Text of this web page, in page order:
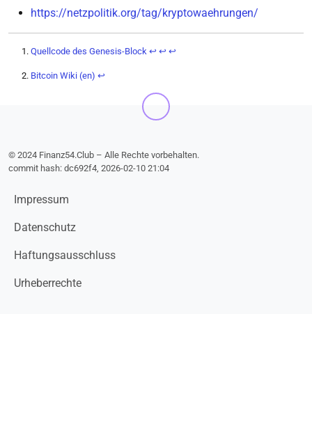
https://netzpolitik.org/tag/kryptowaehrungen/
Quellcode des Genesis-Block ↩︎ ↩︎ ↩︎
Bitcoin Wiki (en) ↩︎
© 2024 Finanz54.Club – Alle Rechte vorbehalten.
commit hash: dc692f4, 2026-02-10 21:04
Impressum
Datenschutz
Haftungsausschluss
Urheberrechte